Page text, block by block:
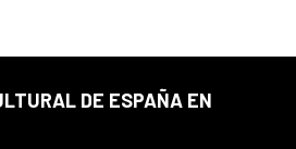
DE ESPAÑA EN